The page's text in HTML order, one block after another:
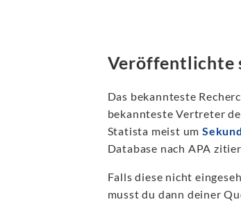
Veröffentlichte
Das bekannteste
bekannteste Vertreter
Statista meist um
Database nach APA
Falls diese nicht
musst du dann deiner